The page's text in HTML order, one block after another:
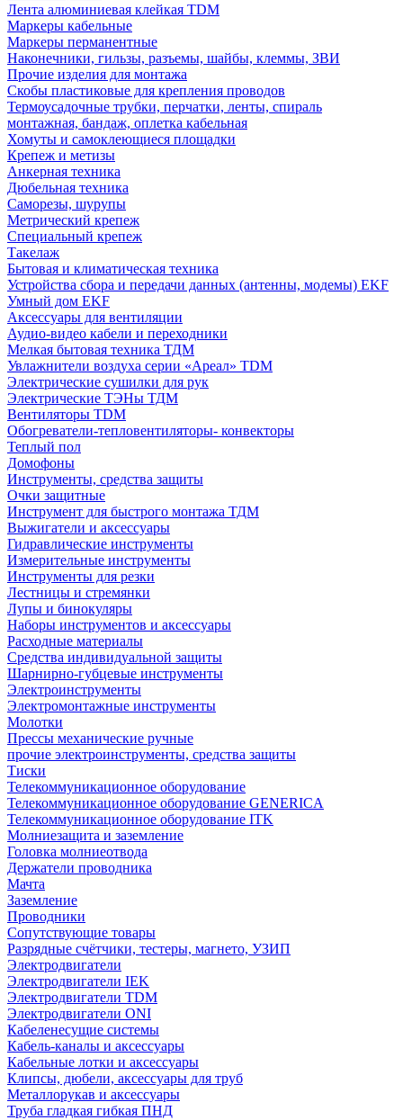
Лента алюминиевая клейкая TDM
Маркеры кабельные
Маркеры перманентные
Наконечники, гильзы, разъемы, шайбы, клеммы, ЗВИ
Прочие изделия для монтажа
Скобы пластиковые для крепления проводов
Термоусадочные трубки, перчатки, ленты, спираль
монтажная, бандаж, оплетка кабельная
Хомуты и самоклеющиеся площадки
Крепеж и метизы
Анкерная техника
Дюбельная техника
Саморезы, шурупы
Метрический крепеж
Специальный крепеж
Такелаж
Бытовая и климатическая техника
Устройства сбора и передачи данных (антенны, модемы) EKF
Умный дом EKF
Аксессуары для вентиляции
Аудио-видео кабели и переходники
Мелкая бытовая техника ТДМ
Увлажнители воздуха серии «Ареал» TDM
Электрические сушилки для рук
Электрические ТЭНы ТДМ
Вентиляторы TDM
Обогреватели-тепловентиляторы- конвекторы
Теплый пол
Домофоны
Инструменты, средства защиты
Очки защитные
Инструмент для быстрого монтажа ТДМ
Выжигатели и аксессуары
Гидравлические инструменты
Измерительные инструменты
Инструменты для резки
Лестницы и стремянки
Лупы и бинокуляры
Наборы инструментов и аксессуары
Расходные материалы
Средства индивидуальной защиты
Шарнирно-губцевые инструменты
Электроинструменты
Электромонтажные инструменты
Молотки
Прессы механические ручные
прочие электроинструменты, средства защиты
Тиски
Телекоммуникационное оборудование
Телекоммуникационное оборудование GENERICA
Телекоммуникационное оборудование ITK
Молниезащита и заземление
Головка молниеотвода
Держатели проводника
Мачта
Заземление
Проводники
Сопутствующие товары
Разрядные счётчики, тестеры, магнето, УЗИП
Электродвигатели
Электродвигатели IEK
Электродвигатели TDM
Электродвигатели ONI
Кабеленесущие системы
Кабель-каналы и аксессуары
Кабельные лотки и аксессуары
Клипсы, дюбели, аксессуары для труб
Металлорукав и аксессуары
Труба гладкая гибкая ПНД